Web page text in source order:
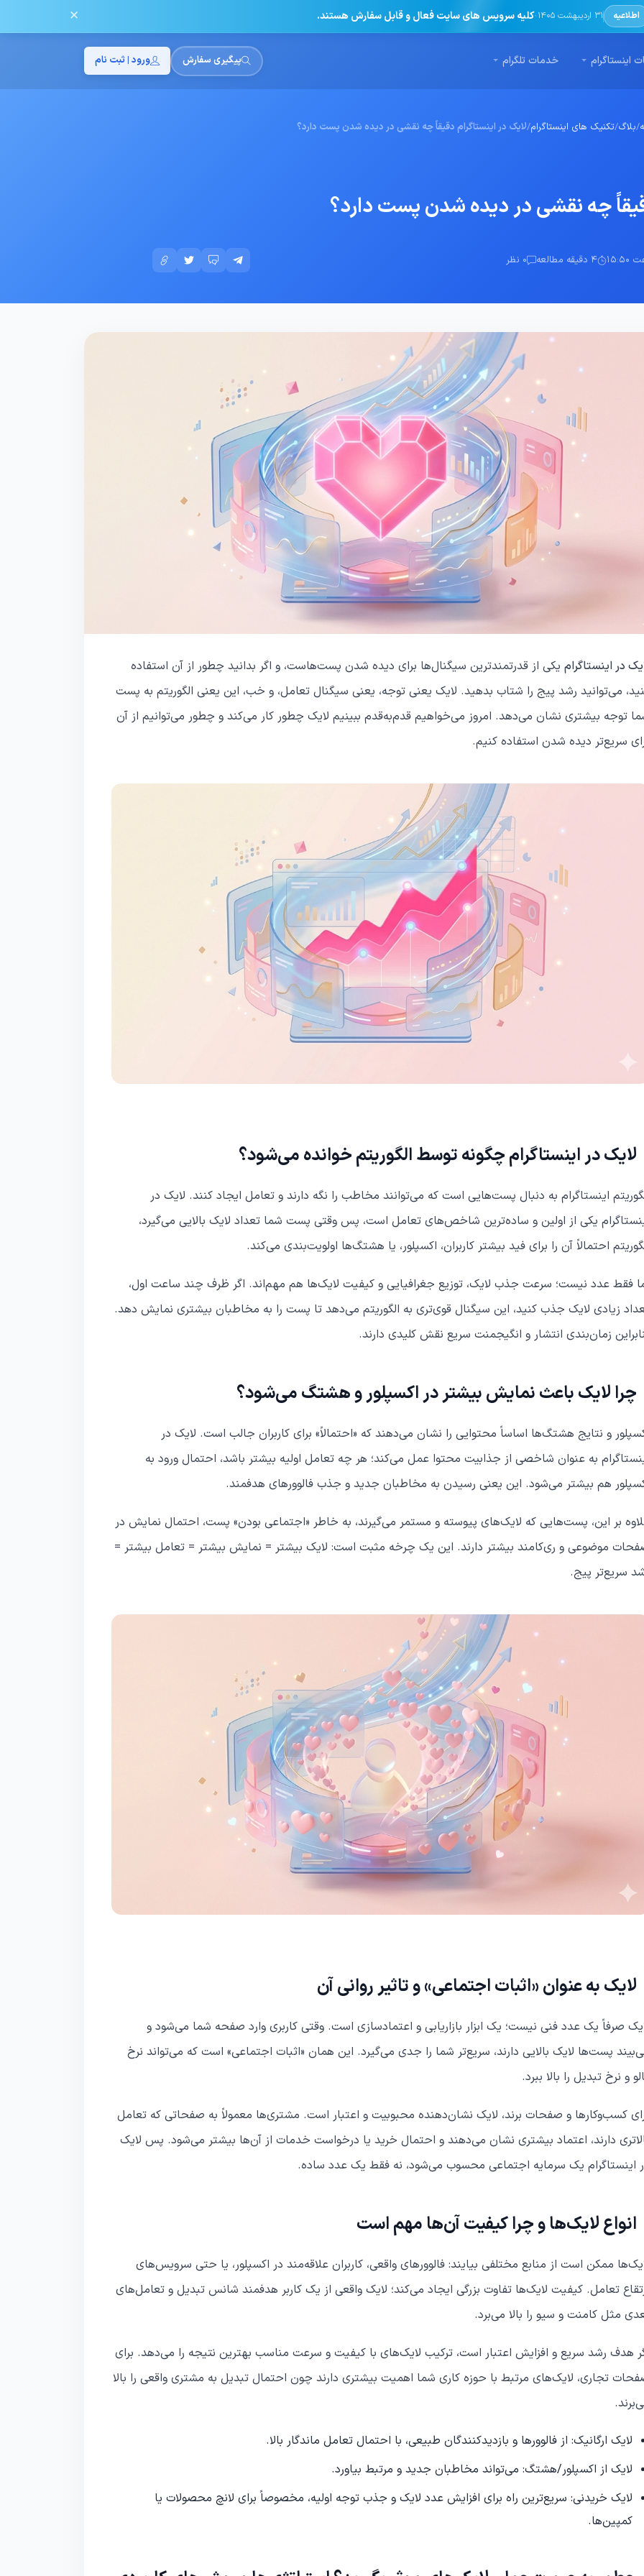
اطلاعیه 31 اردیبهشت 1405 ·کلیه سرویس های سایت فعال و قابل سفارش هستند. ✕
اینستاگرام خدمات تلگرام پیگیری سفارش ورود | ثبت نام
/بلاگ/تکنیک های اینستاگرام/لایک در اینستاگرام دقیقاً چه نقشی در دیده شدن پست دارد؟
چه نقشی در دیده شدن پست دارد؟
4 دقیقه مطالعه 0 نظر
در اینستاگرام یکی از قدرتمندترین سیگنال‌ها برای دیده شدن پست‌هاست، و اگر بدانید چطور از آن استفاده
می‌توانید رشد پیج را شتاب بدهید. لایک یعنی توجه، یعنی سیگنال تعامل، و خب، این یعنی الگوریتم به پست
توجه بیشتری نشان می‌دهد. امروز می‌خواهیم قدم‌به‌قدم ببینیم لایک چطور کار می‌کند و چطور می‌توانیم از آن
سریع‌تر دیده شدن استفاده کنیم.
لایک در اینستاگرام چگونه توسط الگوریتم خوانده می‌شود؟
اینستاگرام به دنبال پست‌هایی است که می‌توانند مخاطب را نگه دارند و تعامل ایجاد کنند. لایک در
یکی از اولین و ساده‌ترین شاخص‌های تعامل است، پس وقتی پست شما تعداد لایک بالایی می‌گیرد،
احتمالاً آن را برای فید بیشتر کاربران، اکسپلور، یا هشتگ‌ها اولویت‌بندی می‌کند.
فقط عدد نیست؛ سرعت جذب لایک، توزیع جغرافیایی و کیفیت لایک‌ها هم مهم‌اند. اگر ظرف چند ساعت اول،
زیادی لایک جذب کنید، این سیگنال قوی‌تری به الگوریتم می‌دهد تا پست را به مخاطبان بیشتری نمایش دهد.
زمان‌بندی انتشار و انگیجمنت سریع نقش کلیدی دارند.
چرا لایک باعث نمایش بیشتر در اکسپلور و هشتگ می‌شود؟
و نتایج هشتگ‌ها اساساً محتوایی را نشان می‌دهند که «احتمالاً» برای کاربران جالب است. لایک در
به عنوان شاخصی از جذابیت محتوا عمل می‌کند؛ هر چه تعامل اولیه بیشتر باشد، احتمال ورود به
هم بیشتر می‌شود. این یعنی رسیدن به مخاطبان جدید و جذب فالوورهای هدفمند.
بر این، پست‌هایی که لایک‌های پیوسته و مستمر می‌گیرند، به خاطر «اجتماعی بودن» پست، احتمال نمایش در
موضوعی و ری‌کامند بیشتر دارند. این یک چرخه مثبت است: لایک بیشتر = نمایش بیشتر = تعامل بیشتر =
سریع‌تر پیج.
لایک به عنوان «اثبات اجتماعی» و تاثیر روانی آن
صرفاً یک عدد فنی نیست؛ یک ابزار بازاریابی و اعتمادسازی است. وقتی کاربری وارد صفحه شما می‌شود و
پست‌ها لایک بالایی دارند، سریع‌تر شما را جدی می‌گیرد. این همان «اثبات اجتماعی» است که می‌تواند نرخ
و نرخ تبدیل را بالا ببرد.
کسب‌وکارها و صفحات برند، لایک نشان‌دهنده محبوبیت و اعتبار است. مشتری‌ها معمولاً به صفحاتی که تعامل
دارند، اعتماد بیشتری نشان می‌دهند و احتمال خرید یا درخواست خدمات از آن‌ها بیشتر می‌شود. پس لایک
اینستاگرام یک سرمایه اجتماعی محسوب می‌شود، نه فقط یک عدد ساده.
انواع لایک‌ها و چرا کیفیت آن‌ها مهم است
ممکن است از منابع مختلفی بیایند: فالوورهای واقعی، کاربران علاقه‌مند در اکسپلور، یا حتی سرویس‌های
تعامل. کیفیت لایک‌ها تفاوت بزرگی ایجاد می‌کند؛ لایک واقعی از یک کاربر هدفمند شانس تبدیل و تعامل‌های
مثل کامنت و سیو را بالا می‌برد.
هدف رشد سریع و افزایش اعتبار است، ترکیب لایک‌های با کیفیت و سرعت مناسب بهترین نتیجه را می‌دهد. برای
تجاری، لایک‌های مرتبط با حوزه کاری شما اهمیت بیشتری دارند چون احتمال تبدیل به مشتری واقعی را بالا
لایک ارگانیک: از فالوورها و بازدیدکنندگان طبیعی، با احتمال تعامل ماندگار بالا.
لایک از اکسپلور/هشتگ: می‌تواند مخاطبان جدید و مرتبط بیاورد.
لایک خریدنی: سریع‌ترین راه برای افزایش عدد لایک و جذب توجه اولیه، مخصوصاً برای لانچ محصولات یا
کمپین‌ها.